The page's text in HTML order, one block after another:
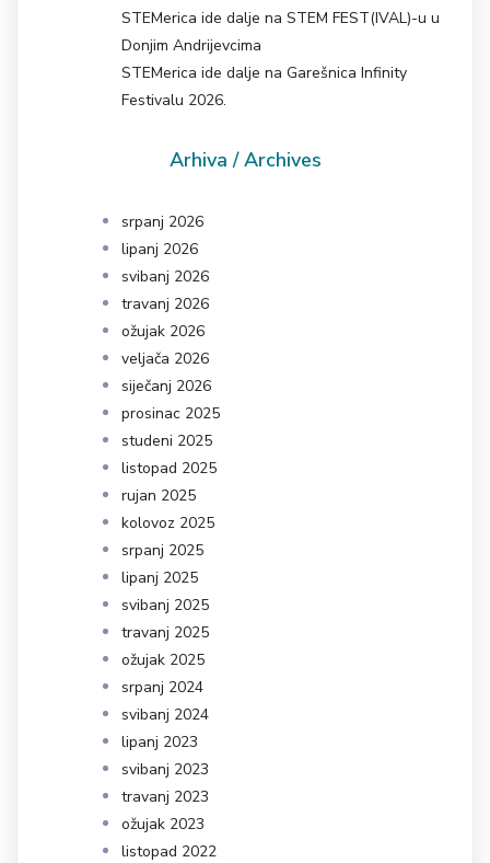
STEMerica ide dalje na STEM FEST(IVAL)-u u
Donjim Andrijevcima
STEMerica ide dalje na Garešnica Infinity
Festivalu 2026.
Arhiva / Archives
srpanj 2026
lipanj 2026
svibanj 2026
travanj 2026
ožujak 2026
veljača 2026
siječanj 2026
prosinac 2025
studeni 2025
listopad 2025
rujan 2025
kolovoz 2025
srpanj 2025
lipanj 2025
svibanj 2025
travanj 2025
ožujak 2025
srpanj 2024
svibanj 2024
lipanj 2023
svibanj 2023
travanj 2023
ožujak 2023
listopad 2022